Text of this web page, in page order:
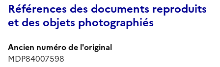
Références des documents reproduits
et des objets photographiés
Ancien numéro de l'original
MDP84007598